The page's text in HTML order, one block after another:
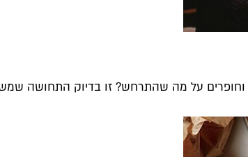
על מה שהתרחש? זו בדיוק התחושה